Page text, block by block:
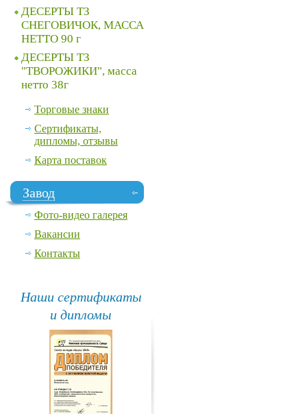
ДЕСЕРТЫ ТЗ
СНЕГОВИЧОК, МАССА
НЕТТО 90 г
ДЕСЕРТЫ ТЗ
"ТВОРОЖИКИ", масса
нетто 38г
Торговые знаки
Сертификаты,
дипломы, отзывы
Карта поставок
Завод
Фото-видео галерея
Вакансии
Контакты
Наши сертификаты
и дипломы